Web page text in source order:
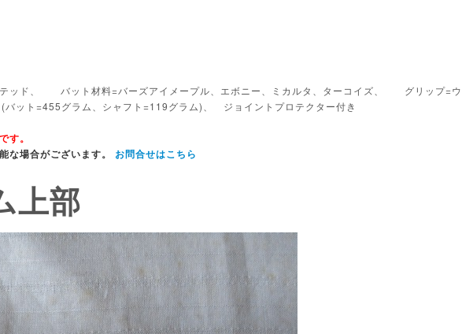
ッド、 バット材料=バーズアイメープル、エボニー、ミカルタ、ターコイズ、 グリップ=ウ
ト=455グラム、シャフト=119グラム)、 ジョイントプロテクター付き
す。
な場合がございます。 お問合せはこちら
上部